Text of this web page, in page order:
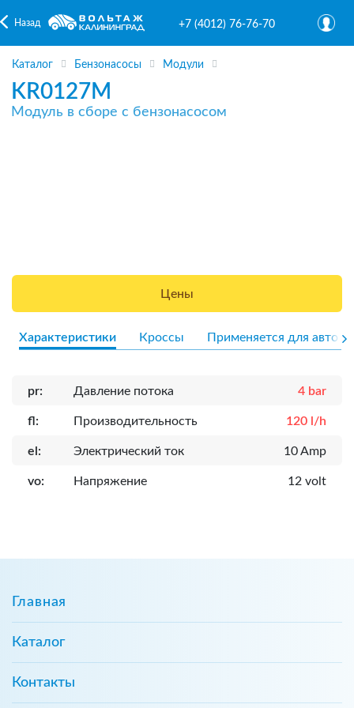
Назад +7 (4012) 76-76-70
Каталог Бензонасосы Модули
KR0127M
Модуль в сборе с бензонасосом
Цены
Характеристики Кроссы Применяется для авто
pr: Давление потока 4 bar
fl: Производительность 120 l/h
el: Электрический ток 10 Amp
vo: Напряжение 12 volt
Главная
Каталог
Контакты